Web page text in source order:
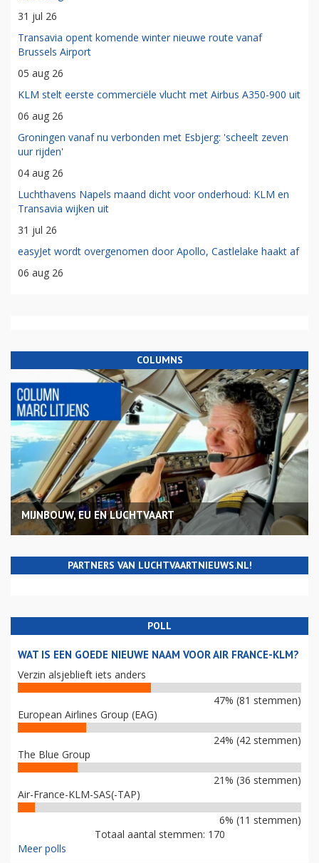
31 jul 26
Transavia opent komende winter nieuwe route vanaf
Brussels Airport
05 aug 26
KLM stelt eerste commerciële vlucht met Airbus A350-900 uit
06 aug 26
Groningen vanaf nu verbonden met Esbjerg: 'scheelt zeven
uur rijden'
04 aug 26
Luchthavens Napels maand dicht voor onderhoud: KLM en
Transavia wijken uit
31 jul 26
easyJet wordt overgenomen door Apollo, Castlelake haakt af
06 aug 26
COLUMNS
MIJNBOUW, EU EN LUCHTVAART
PARTNERS VAN LUCHTVAARTNIEUWS.NL!
POLL
WAT IS EEN GOEDE NIEUWE NAAM VOOR AIR FRANCE-KLM?
Verzin alsjeblieft iets anders
47% (81 stemmen)
European Airlines Group (EAG)
24% (42 stemmen)
The Blue Group
21% (36 stemmen)
Air-France-KLM-SAS(-TAP)
6% (11 stemmen)
Totaal aantal stemmen: 170
Meer polls